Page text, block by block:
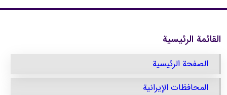
القائمة الرئيسية
الصفحة الرئيسية
المحافظات الإيرانية